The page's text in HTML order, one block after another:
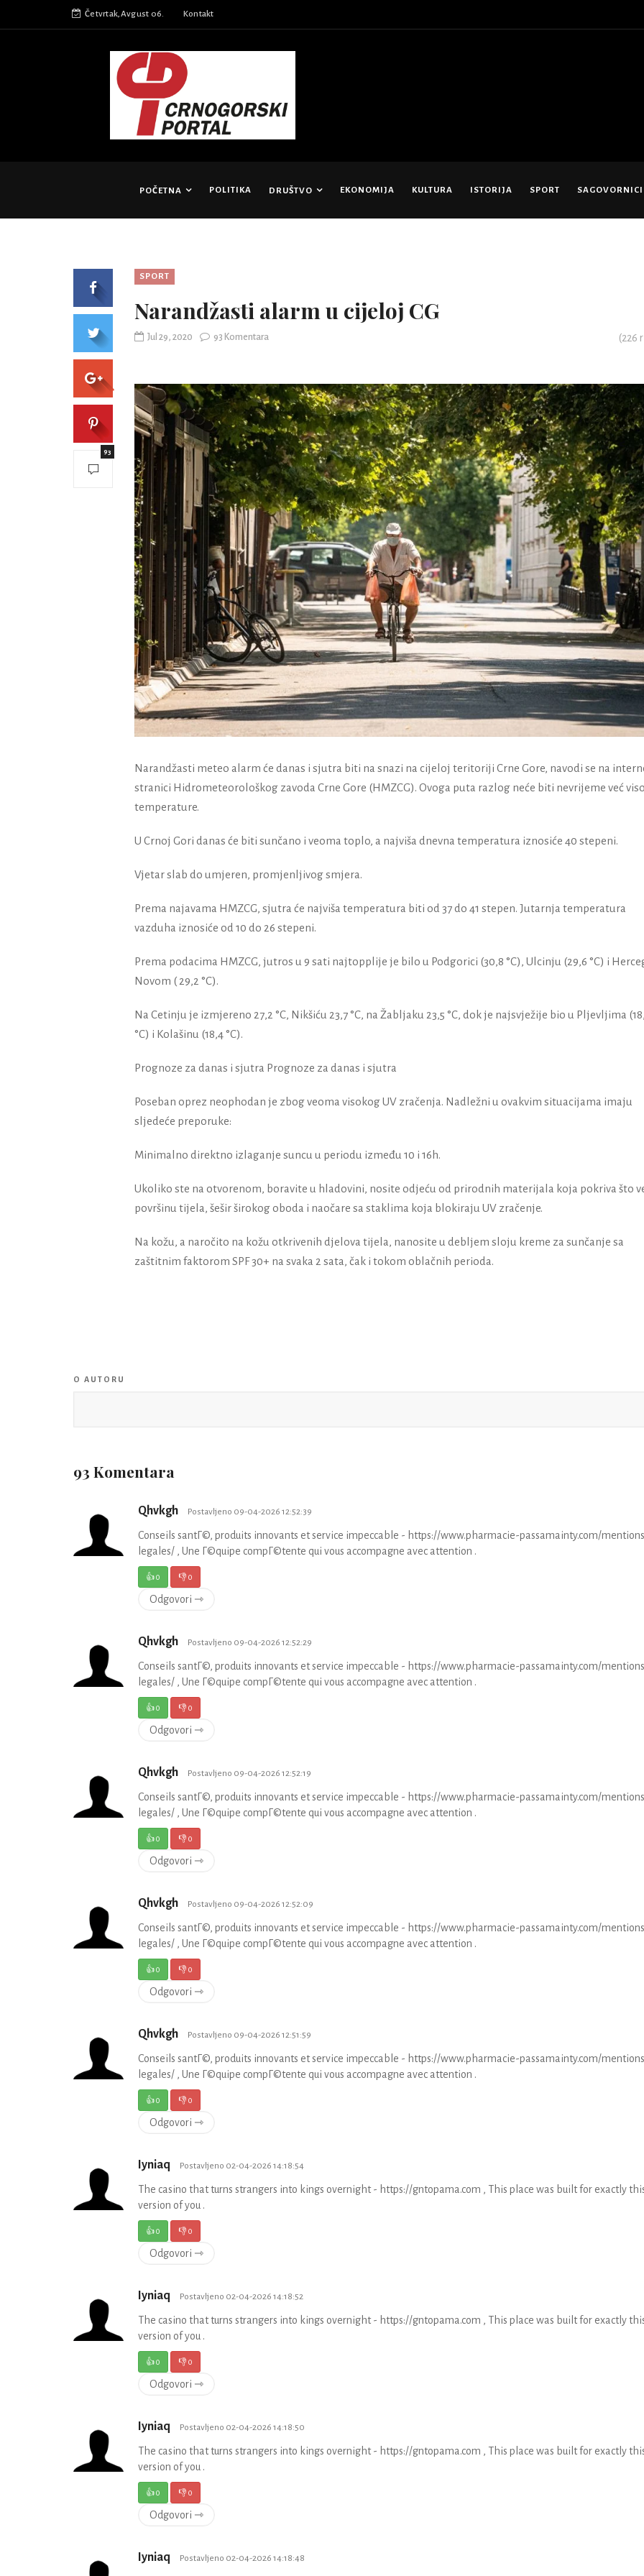
Četvrtak,Avgust 06. Kontakt
POČETNA POLITIKA DRUŠTVO EKONOMIJA KULTURA ISTORIJA SPORT SAGOVORNICI
SPORT
Narandžasti alarm u cijeloj CG
Jul 29, 2020 93 Komentara (226
Narandžasti meteo alarm će danas i sjutra biti na snazi na cijeloj teritoriji Crne Gore, navodi se na
stranici Hidrometeorološkog zavoda Crne Gore (HMZCG). Ovoga puta razlog neće biti nevrijeme već
temperature.
U Crnoj Gori danas će biti sunčano i veoma toplo, a najviša dnevna temperatura iznosiće 40 stepeni.
Vjetar slab do umjeren, promjenljivog smjera.
Prema najavama HMZCG, sjutra će najviša temperatura biti od 37 do 41 stepen. Jutarnja temperatura
vazduha iznosiće od 10 do 26 stepeni.
Prema podacima HMZCG, jutros u 9 sati najtopplije je bilo u Podgorici (30,8 °C), Ulcinju (29,6 °C) i
Novom ( 29,2 °C).
Na Cetinju je izmjereno 27,2 °C, Nikšiću 23,7 °C, na Žabljaku 23,5 °C, dok je najsvježije bio u Pljevljima
°C) i Kolašinu (18,4 °C).
Prognoze za danas i sjutra Prognoze za danas i sjutra
Poseban oprez neophodan je zbog veoma visokog UV zračenja. Nadležni u ovakvim situacijama imaju
sljedeće preporuke:
Minimalno direktno izlaganje suncu u periodu između 10 i 16h.
Ukoliko ste na otvorenom, boravite u hladovini, nosite odjeću od prirodnih materijala koja pokriva što
površinu tijela, šešir širokog oboda i naočare sa staklima koja blokiraju UV zračenje.
Na kožu, a naročito na kožu otkrivenih djelova tijela, nanosite u debljem sloju kreme za sunčanje sa
zaštitnim faktorom SPF 30+ na svaka 2 sata, čak i tokom oblačnih perioda.
93
O AUTORU
93 Komentara
Qhvkgh Postavljeno 09-04-2026 12:52:39
Conseils santГ©, produits innovants et service impeccable - https://www.pharmacie-passamainty.com/
legales/ , Une Г©quipe compГ©tente qui vous accompagne avec attention .
👍0 👎0
Odgovori ⇾
Qhvkgh Postavljeno 09-04-2026 12:52:29
Conseils santГ©, produits innovants et service impeccable - https://www.pharmacie-passamainty.com/
legales/ , Une Г©quipe compГ©tente qui vous accompagne avec attention .
👍0 👎0
Odgovori ⇾
Qhvkgh Postavljeno 09-04-2026 12:52:19
Conseils santГ©, produits innovants et service impeccable - https://www.pharmacie-passamainty.com/
legales/ , Une Г©quipe compГ©tente qui vous accompagne avec attention .
👍0 👎0
Odgovori ⇾
Qhvkgh Postavljeno 09-04-2026 12:52:09
Conseils santГ©, produits innovants et service impeccable - https://www.pharmacie-passamainty.com/
legales/ , Une Г©quipe compГ©tente qui vous accompagne avec attention .
👍0 👎0
Odgovori ⇾
Qhvkgh Postavljeno 09-04-2026 12:51:59
Conseils santГ©, produits innovants et service impeccable - https://www.pharmacie-passamainty.com/
legales/ , Une Г©quipe compГ©tente qui vous accompagne avec attention .
👍0 👎0
Odgovori ⇾
Iyniaq Postavljeno 02-04-2026 14:18:54
The casino that turns strangers into kings overnight - https://gntopama.com , This place was built for exactly
version of you .
👍0 👎0
Odgovori ⇾
Iyniaq Postavljeno 02-04-2026 14:18:52
The casino that turns strangers into kings overnight - https://gntopama.com , This place was built for exactly
version of you .
👍0 👎0
Odgovori ⇾
Iyniaq Postavljeno 02-04-2026 14:18:50
The casino that turns strangers into kings overnight - https://gntopama.com , This place was built for exactly
version of you .
👍0 👎0
Odgovori ⇾
Iyniaq Postavljeno 02-04-2026 14:18:48